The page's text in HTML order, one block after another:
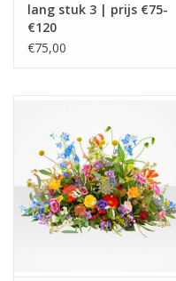
lang stuk 3 | prijs €75-
€120
€75,00